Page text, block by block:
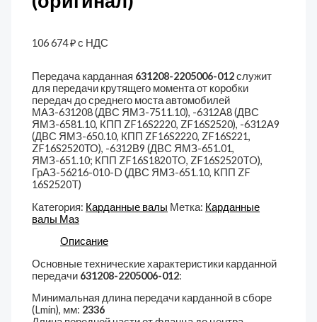
106 674₽с НДС
Передача карданная 631208-2205006-012служит
для передачи крутящего момента от коробки
передач до среднего моста автомобилей
МАЗ-631208 (ДВС ЯМЗ-7511.10), -6312А8 (ДВС
ЯМЗ-6581.10, КПП ZF16S2220, ZF16S2520), -6312А9
(ДВС ЯМЗ-650.10, КПП ZF16S2220, ZF16S221,
ZF16S2520ТО), -6312В9 (ДВС ЯМЗ-651.01,
ЯМЗ-651.10; КПП ZF16S1820TO, ZF16S2520TO),
ГрАЗ-56216-010-D (ДВС ЯМЗ-651.10, КПП ZF
16S2520T)
Категория: Карданные валы Метка: Карданные
валы Маз
Описание
Основные технические характеристики карданной
передачи 631208-2205006-012:
Минимальная длина передачи карданной в сборе
(Lmin), мм: 2336